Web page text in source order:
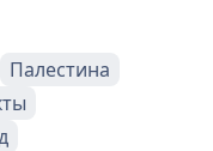
Палестина